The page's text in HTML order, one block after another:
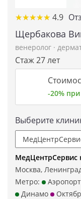
★★★★★
★★★★★ 4.9
Щербакова
венеролог ·
Стаж 27 лет
-20%
Выберите
МедЦентрСервис
Москва,
Метро:
Аэропорт
Динамо